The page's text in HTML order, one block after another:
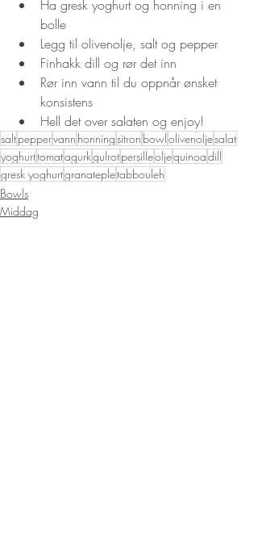
Ha gresk yoghurt og honning i en
bolle
Legg til olivenolje, salt og pepper
Finhakk dill og rør det inn
Rør inn vann til du oppnår ønsket
konsistens
Hell det over salaten og enjoy!
saltpeppervann honningsitron bowl olivenoljesalat
yoghurttomatagurkgulrotpersilleoljequinoadill
gresk yoghurtgranatepletabbouleh
Bowls
Middag